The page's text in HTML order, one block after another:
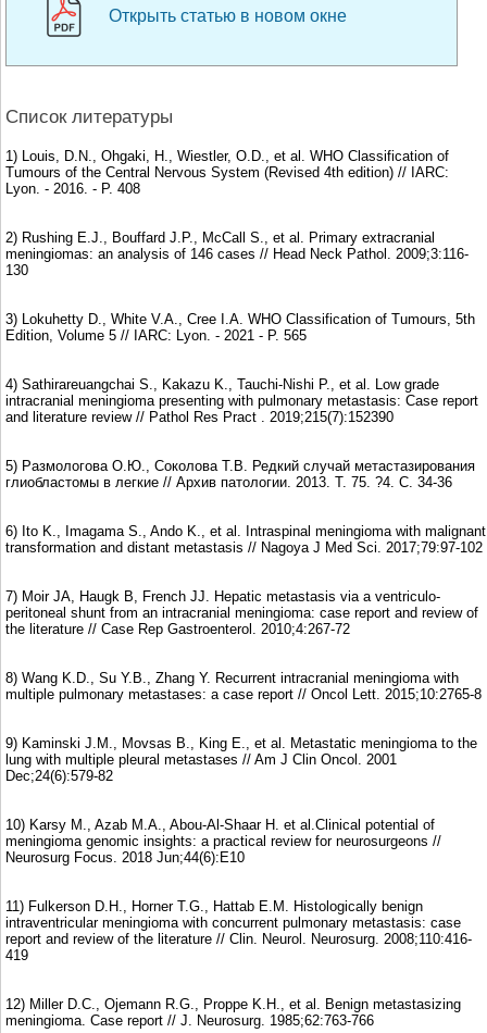
Открыть статью в новом окне
Список литературы
1) Louis, D.N., Ohgaki, H., Wiestler, O.D., et al. WHO Classification of
Tumours of the Central Nervous System (Revised 4th edition) // IARC:
Lyon. - 2016. - P. 408
2) Rushing E.J., Bouffard J.P., McCall S., et al. Primary extracranial
meningiomas: an analysis of 146 cases // Head Neck Pathol. 2009;3:116-
130
3) Lokuhetty D., White V.A., Cree I.A. WHO Classification of Tumours, 5th
Edition, Volume 5 // IARC: Lyon. - 2021 - P. 565
4) Sathirareuangchai S., Kakazu K., Tauchi-Nishi P., et al. Low grade
intracranial meningioma presenting with pulmonary metastasis: Case report
and literature review // Pathol Res Pract . 2019;215(7):152390
5) Размологова О.Ю., Соколова Т.В. Редкий случай метастазирования
глиобластомы в легкие // Архив патологии. 2013. Т. 75. ?4. С. 34-36
6) Ito K., Imagama S., Ando K., et al. Intraspinal meningioma with malignant
transformation and distant metastasis // Nagoya J Med Sci. 2017;79:97-102
7) Moir JA, Haugk B, French JJ. Hepatic metastasis via a ventriculo-
peritoneal shunt from an intracranial meningioma: case report and review of
the literature // Case Rep Gastroenterol. 2010;4:267-72
8) Wang K.D., Su Y.B., Zhang Y. Recurrent intracranial meningioma with
multiple pulmonary metastases: a case report // Oncol Lett. 2015;10:2765-8
9) Kaminski J.M., Movsas B., King E., et al. Metastatic meningioma to the
lung with multiple pleural metastases // Am J Clin Oncol. 2001
Dec;24(6):579-82
10) Karsy M., Azab M.A., Abou-Al-Shaar H. et al.Clinical potential of
meningioma genomic insights: a practical review for neurosurgeons //
Neurosurg Focus. 2018 Jun;44(6):E10
11) Fulkerson D.H., Horner T.G., Hattab E.M. Histologically benign
intraventricular meningioma with concurrent pulmonary metastasis: case
report and review of the literature // Clin. Neurol. Neurosurg. 2008;110:416-
419
12) Miller D.C., Ojemann R.G., Proppe K.H., et al. Benign metastasizing
meningioma. Case report // J. Neurosurg. 1985;62:763-766